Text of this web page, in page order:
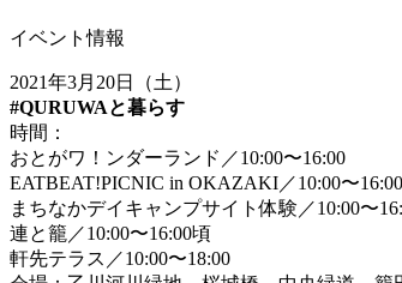
イベント情報
2021年3月20日（土）
#QURUWAと暮らす
時間：
おとがワ！ンダーランド／10:00〜16:00
EATBEAT!PICNIC in OKAZAKI／10:00〜16:00
まちなかデイキャンプサイト体験／10:00〜
連と籠／10:00〜16:00頃
軒先テラス／10:00〜18:00